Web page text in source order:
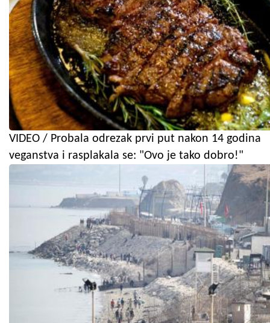
VIDEO / Probala odrezak prvi put nakon 14 godina
veganstva i rasplakala se: "Ovo je tako dobro!"